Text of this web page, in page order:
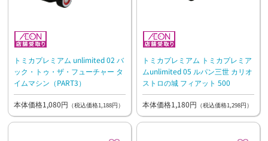
トミカプレミアム unlimited 02 バ
ック・トゥ・ザ・フューチャー タ
イムマシン（PART3）
本体価格1,080円 （税込価格1,188円）
トミカプレミアム トミカプレミア
ムunlimited 05 ルパン三世 カリオ
ストロの城 フィアット 500
本体価格1,180円 （税込価格1,298円）